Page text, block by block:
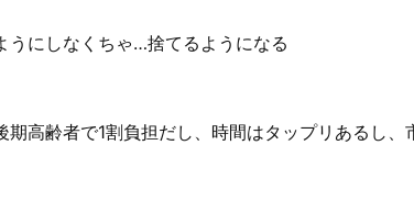
うにしなくちゃ…捨てるようになる
期高齢者で1割負担だし、時間はタップリあるし